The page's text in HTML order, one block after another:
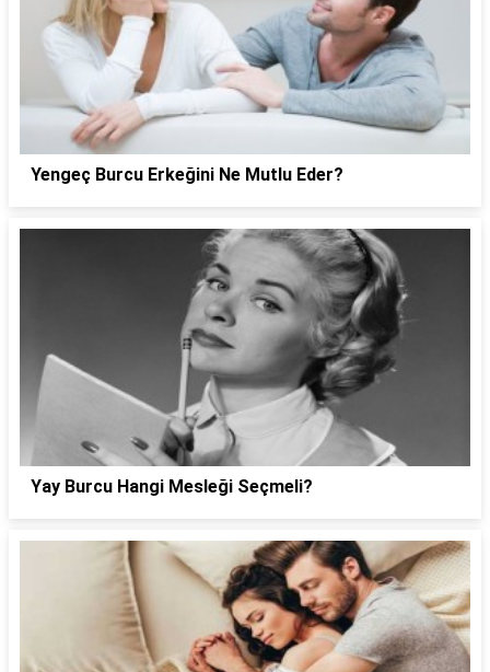
Yengeç Burcu Erkeğini Ne Mutlu Eder?
Yay Burcu Hangi Mesleği Seçmeli?